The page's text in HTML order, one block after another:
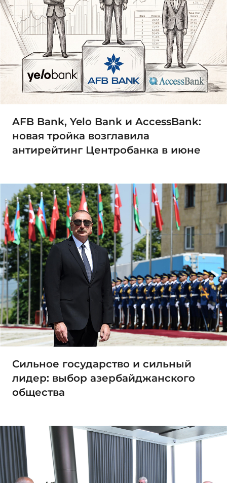
AFB Bank, Yelo Bank и AccessBank:
новая тройка возглавила
антирейтинг Центробанка в июне
Сильное государство и сильный
лидер: выбор азербайджанского
общества